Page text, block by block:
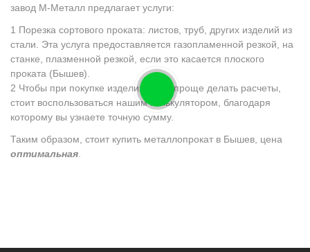
завод М-Металл предлагает услуги:
Порезка сортового проката: листов, труб, других изделий из
стали. Эта услуга предоставляется газопламенной резкой, на
станке, плазменной резкой, если это касается плоского
проката (Бышев).
Чтобы при покупке изделия было проще делать расчеты,
стоит воспользоваться нашим калькулятором, благодаря
которому вы узнаете точную сумму.
Таким образом, стоит купить металлопрокат в Бышев, цена
оптимальная.